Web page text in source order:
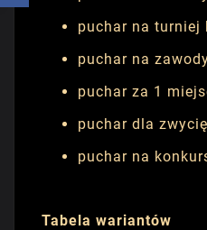
puchar na turniej
puchar na
puchar za 1
puchar dla
puchar na
Tabela wariantów